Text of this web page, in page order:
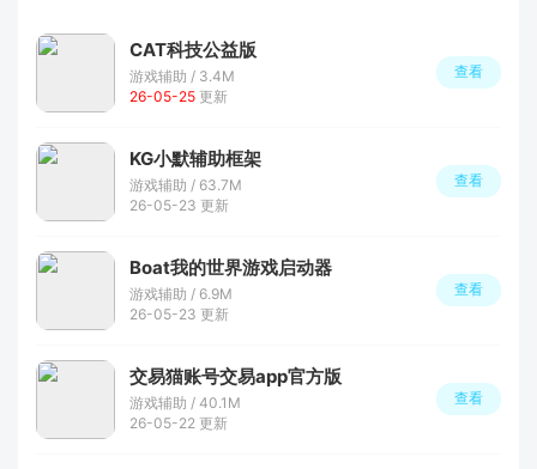
CAT科技公益版
游戏辅助 / 3.4M
26-05-25 更新
查看
KG小默辅助框架
游戏辅助 / 63.7M
26-05-23 更新
查看
Boat我的世界游戏启动器
游戏辅助 / 6.9M
26-05-23 更新
查看
交易猫账号交易app官方版
游戏辅助 / 40.1M
26-05-22 更新
查看